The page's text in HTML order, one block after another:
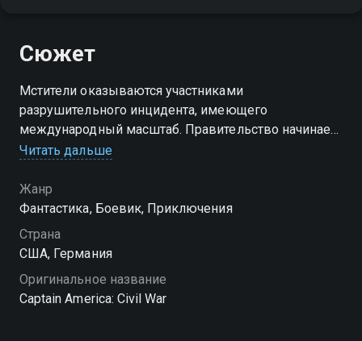
Сюжет
Мстители оказываются участниками
разрушительного инцидента, имеющего
международный масштаб. Правительство начинает
регулировать действия всех людей с особыми
супергероев"…
Читать дальше
Жанр
Фантастика, Боевик, Приключения
Страна
США, Германия
Оригинальное название
Captain America: Civil War